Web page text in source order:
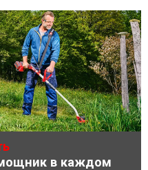
в каждом